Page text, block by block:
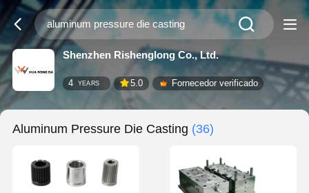
Shenzhen Rishenglong Co., Ltd.
4 YEARS 5.0 Fornecedor verificado
Aluminum Pressure Die Casting (36)